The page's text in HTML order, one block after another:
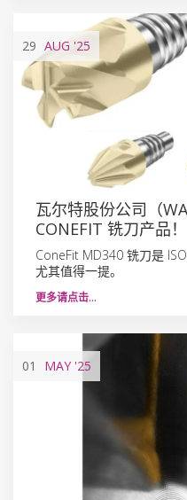
29 AUG '25
瓦尔特股份公司（
CONEFIT 铣刀产品
ConeFit MD340 铣刀是
尤其值得一提。
更多请点击…
01 MAY '25